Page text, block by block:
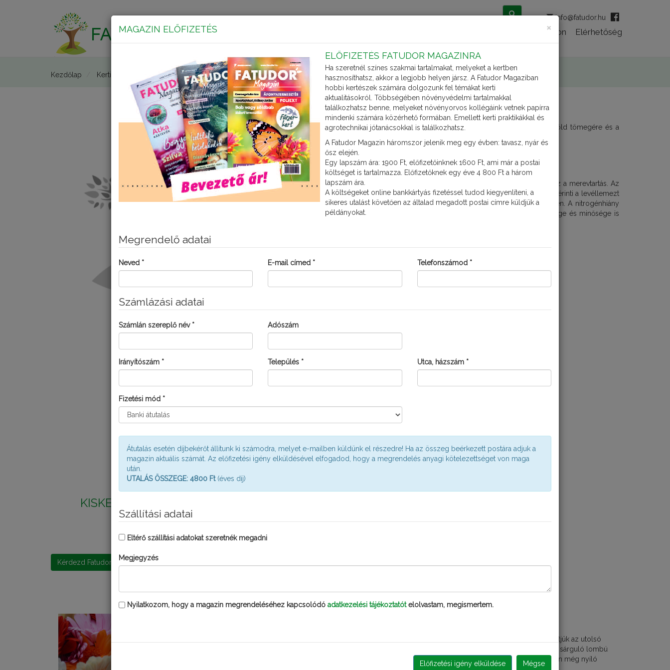
info@fatudor.hu
Főoldal Lexikon Elérhetőség
Kezdőlap Kerti kisokos Nitrogénhiány
NITROGÉNHIÁNY
A nitrogén a legfontosabb tápelem. A nitrogénnek van a legnagyobb hatása a növények zöld tömegére és a
termés növekedésére. Ezért a növények feltűnően jelzik hiányát.
Tünetei
A nitrogén hiánya miatt a növények növekedése megáll. A szárra és a levelekre jellemző lesz a merevtartás. Az
idősebb, alsóbb levelek sárgulni kedenek, majd le is hullhatnak. Az elszineződés egyformán érinti a levéllemezt
és a levélereket is. A gyökértömeg csökken, így a felvett tápanyagok mennyisége is csökken. A nitrogénhiány
miatt nem tud jól felkészülni a növény a télre, fagyérzékeny lesz. A gyümölcsök mennyisége és minősége is
Meggy
MEGOLDÁSOK KISKERTI FELHASZNÁLÓKNAK:
KISKERTÉSZ VIRÁGÖZÖN
Kérdezd Fatudort!
KERTI KALENDÁRIUM
Az ősz első hónapjában még élvezhetjük az utolsó
napsugarakat, nagy sétákat tehetünk a sárguló lombú
parkokban, és csodálhatjuk kertünkben még nyíló
×
MAGAZIN ELŐFIZETÉS
ELŐFIZETÉS FATUDOR MAGAZINRA
Ha szeretnél színes szakmai tartalmakat, melyeket a kertben
hasznosíthatsz, akkor a legjobb helyen jársz. A Fatudor Magaziban
hobbi kertészek számára dolgozunk fel témákat kerti
aktualitásokról. Többségében növényvédelmi tartalmakkal
találkozhatsz benne, melyeket növényorvos kollégáink vetnek papírra
mindenki számára közérhető formában. Emellett kerti praktikákkal és
agrotechnikai jótanácsokkal is találkozhatsz.
A Fatudor Magazin háromszor jelenik meg egy évben: tavasz, nyár és
ősz elején.
Egy lapszám ára: 1900 Ft, előfizetőinknek 1600 Ft, ami már a postai
költséget is tartalmazza. Előfizetőknek egy éve 4 800 Ft a három
lapszám ára.
A költségeket online bankkártyás fizetéssel tudod kiegyenlíteni, a
sikeres utalást követően az általad megadott postai címre küldjük a
példányokat.
Megrendelő adatai
Neved * E-mail címed * Telefonszámod *
Számlázási adatai
Számlán szereplő név * Adószám
Irányítószám * Település * Utca, házszám *
Fizetési mód *
Átutalás esetén díjbekérőt állítunk ki számodra, melyet e-mailben küldünk el részedre! Ha az összeg beérkezett postára adjuk a
magazin aktuális számát. Az előfizetési igény elküldésével elfogadod, hogy a megrendelés anyagi kötelezettséget von maga
után.
UTALÁS ÖSSZEGE: 4800 Ft (éves díj)
Szállítási adatai
Eltérő szállítási adatokat szeretnék megadni
Megjegyzés
Nyilatkozom, hogy a magazin megrendeléséhez kapcsolódó adatkezelési tájékoztatótelolvastam, megismertem.
Előfizetési igény elküldése Mégse